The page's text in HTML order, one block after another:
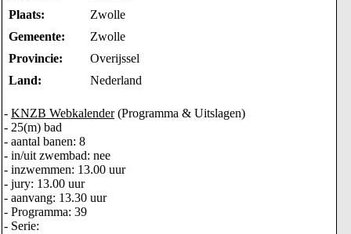
Plaats:
Zwolle
Gemeente:
Zwolle
Provincie:
Overijssel
Land:
Nederland
- KNZB Webkalender(Programma & Uitslagen)
- 25(m) bad
- aantal banen: 8
- in/uit zwembad: nee
- inzwemmen: 13.00 uur
- jury: 13.00 uur
- aanvang: 13.30 uur
- Programma: 39
- Serie: